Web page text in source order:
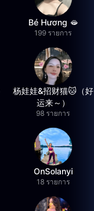
Bé Hương 🫦
199 รายการ
杨娃娃&招财猫🐱（好
运来～）
98 รายการ
OnSolanyi
18 รายการ